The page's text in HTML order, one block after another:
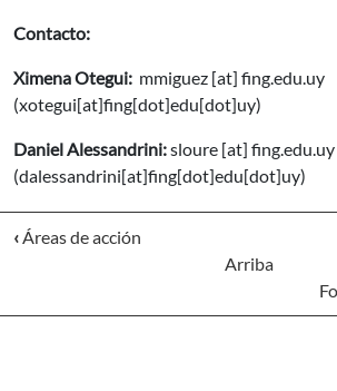
Contacto:
Ximena Otegui: mmiguez [at] fing.edu.uy
(xotegui[at]fing[dot]edu[dot]uy)
Daniel Alessandrini:sloure [at] fing.edu.uy
(dalessandrini[at]fing[dot]edu[dot]uy)
‹Áreas de acción
Arriba